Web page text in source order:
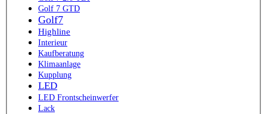
Golf 7 GTD
Golf7
Highline
Interieur
Kaufberatung
Klimaanlage
Kupplung
LED
LED Frontscheinwerfer
Lack